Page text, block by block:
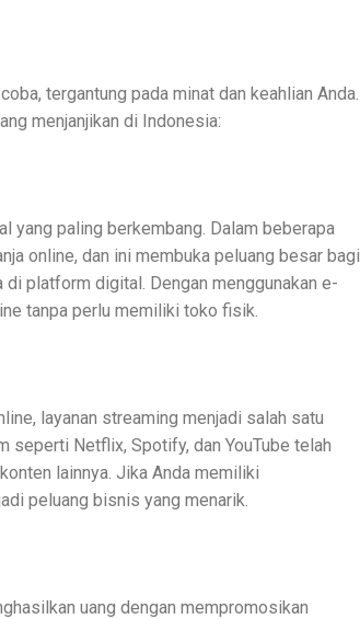
tergantung pada minat dan keahlian Anda.
menjanjikan di Indonesia:
yang paling berkembang. Dalam beberapa
online, dan ini membuka peluang besar bagi
platform digital. Dengan menggunakan e-
tanpa perlu memiliki toko fisik.
layanan streaming menjadi salah satu
seperti Netflix, Spotify, dan YouTube telah
lainnya. Jika Anda memiliki
peluang bisnis yang menarik.
uang dengan mempromosikan